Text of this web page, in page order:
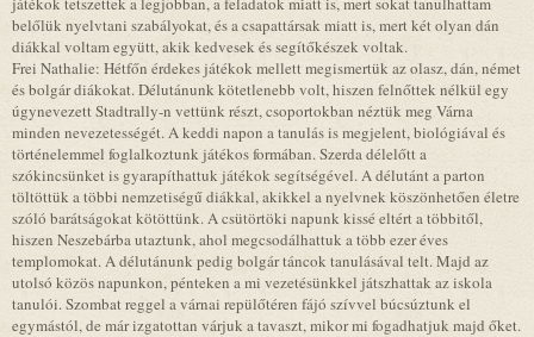
belőlük nyelvtani szabályokat, és a csapattársak miatt is, mert két olyan dán
diákkal voltam együtt, akik kedvesek és segítőkészek voltak.
Frei Nathalie: Hétfőn érdekes játékok mellett megismertük az olasz, dán, német
és bolgár diákokat. Délutánunk kötetlenebb volt, hiszen felnőttek nélkül egy
úgynevezett Stadtrally-n vettünk részt, csoportokban néztük meg Várna
minden nevezetességét. A keddi napon a tanulás is megjelent, biológiával és
történelemmel foglalkoztunk játékos formában. Szerda délelőtt a
szókincsünket is gyarapíthattuk játékok segítségével. A délutánt a parton
töltöttük a többi nemzetiségű diákkal, akikkel a nyelvnek köszönhetően életre
szóló barátságokat kötöttünk. A csütörtöki napunk kissé eltért a többitől,
hiszen Neszebárba utaztunk, ahol megcsodálhattuk a több ezer éves
templomokat. A délutánunk pedig bolgár táncok tanulásával telt. Majd az
utolsó közös napunkon, pénteken a mi vezetésünkkel játszhattak az iskola
tanulói. Szombat reggel a várnai repülőtéren fájó szívvel búcsúztunk el
egymástól, de már izgatottan várjuk a tavaszt, mikor mi fogadhatjuk majd őket.